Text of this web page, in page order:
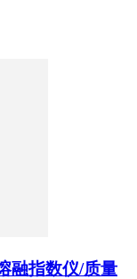
融指数仪/质量